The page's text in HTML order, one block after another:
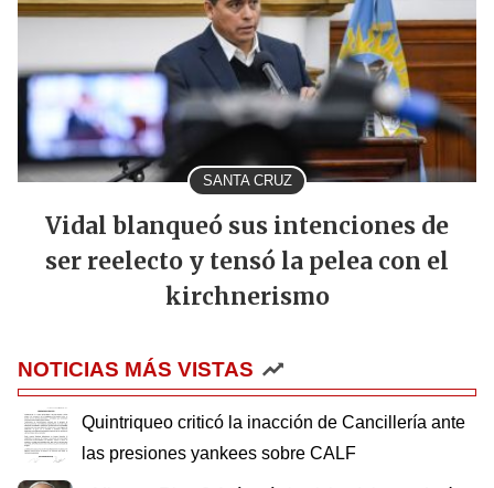
SANTA CRUZ
Vidal blanqueó sus intenciones de
ser reelecto y tensó la pelea con el
kirchnerismo
NOTICIAS MÁS VISTAS
Quintriqueo criticó la inacción de Cancillería ante
las presiones yankees sobre CALF